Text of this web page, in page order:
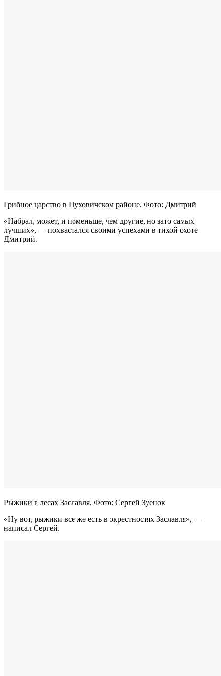
Грибное царство в Пуховичском районе. Фото: Дмитрий
«Набрал, может, и поменьше, чем другие, но зато самых
лучших», — похвастался своими успехами в тихой охоте
Дмитрий.
Рыжики в лесах Заславля. Фото: Сергей Зуенок
«Ну вот, рыжики все же есть в окрестностях Заславля», —
написал Сергей.